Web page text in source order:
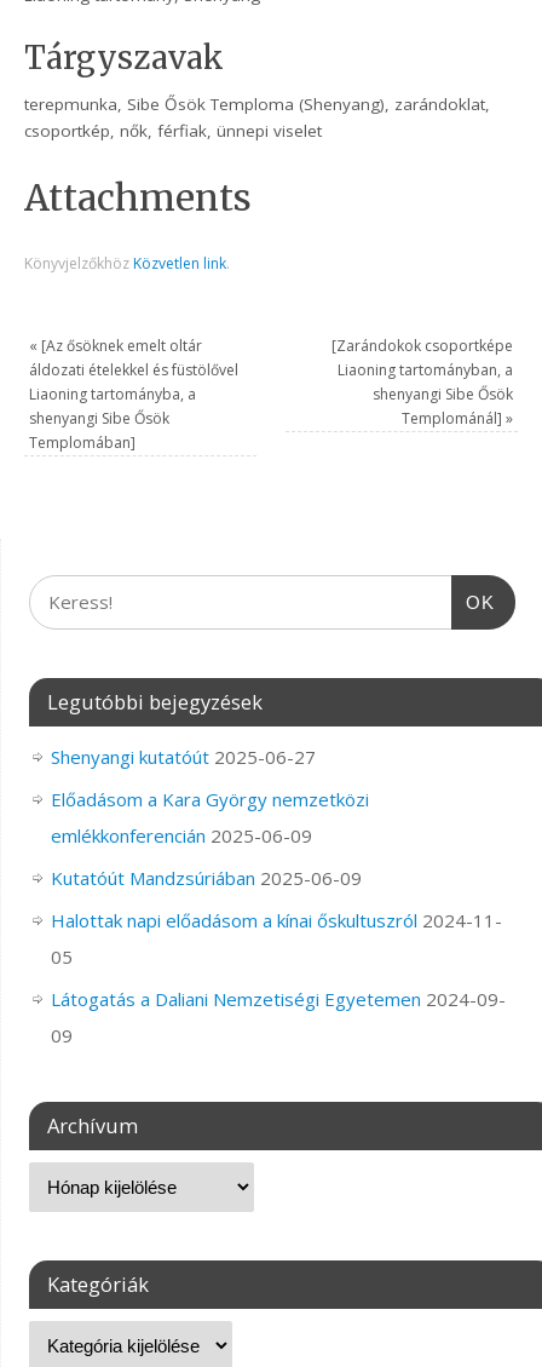
Tárgyszavak
terepmunka, Sibe Ősök Temploma (Shenyang), zarándoklat,
csoportkép, nők, férfiak, ünnepi viselet
Attachments
Könyvjelzőkhöz Közvetlen link.
« [Az ősöknek emelt oltár
áldozati ételekkel és füstölővel
Liaoning tartományba, a
shenyangi Sibe Ősök
Templomában]
[Zarándokok csoportképe
Liaoning tartományban, a
shenyangi Sibe Ősök
Templománál] »
OK
Legutóbbi bejegyzések
Shenyangi kutatóút 2025-06-27
Előadásom a Kara György nemzetközi
emlékkonferencián 2025-06-09
Kutatóút Mandzsúriában 2025-06-09
Halottak napi előadásom a kínai őskultuszról 2024-11-
05
Látogatás a Daliani Nemzetiségi Egyetemen 2024-09-
09
Archívum
Kategóriák